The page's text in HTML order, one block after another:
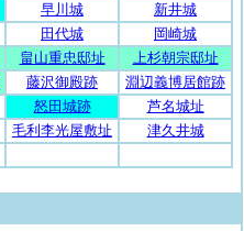
早川城
新井城
田代城
岡崎城
畠山重忠邸址
上杉朝宗邸址
藤沢御殿跡
淵辺義博居館跡
怒田城跡
芦名城址
毛利李光屋敷址
津久井城